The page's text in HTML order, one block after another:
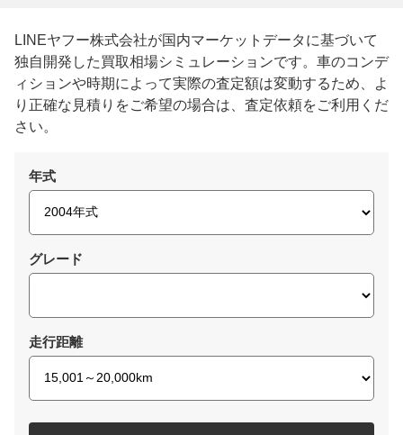
LINEヤフー株式会社が国内マーケットデータに基づいて
独自開発した買取相場シミュレーションです。車のコンデ
ィションや時期によって実際の査定額は変動するため、よ
り正確な見積りをご希望の場合は、査定依頼をご利用くだ
さい。
年式
グレード
走行距離